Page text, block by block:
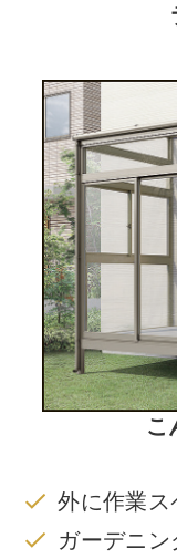
こ
外に作業ス
ガーデニ